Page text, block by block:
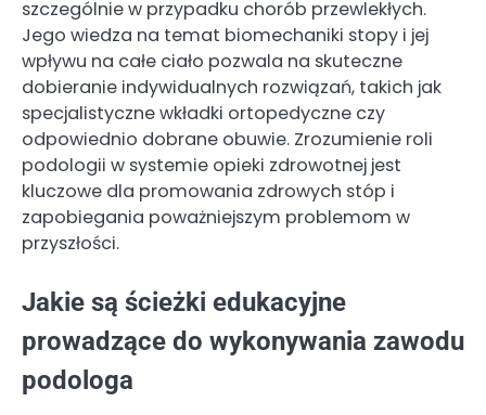
szczególnie w przypadku chorób przewlekłych.
Jego wiedza na temat biomechaniki stopy i jej
wpływu na całe ciało pozwala na skuteczne
dobieranie indywidualnych rozwiązań, takich jak
specjalistyczne wkładki ortopedyczne czy
odpowiednio dobrane obuwie. Zrozumienie roli
podologii w systemie opieki zdrowotnej jest
kluczowe dla promowania zdrowych stóp i
zapobiegania poważniejszym problemom w
przyszłości.
Jakie są ścieżki edukacyjne
prowadzące do wykonywania zawodu
podologa